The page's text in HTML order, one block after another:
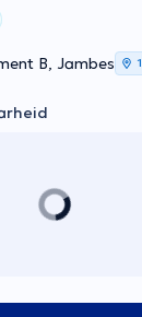
B, Jambes